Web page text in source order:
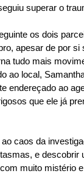
superar o
os dois
apesar de por
tudo mais
ao local,
endereçado ao
que ele já
caos da
e descobrir
muito mistério